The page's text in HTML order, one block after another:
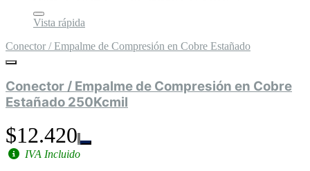
Vista rápida
Conector / Empalme de Compresión en Cobre Estañado
Conector / Empalme de Compresión en Cobre
Estañado 250Kcmil
$12.420
IVA Incluido